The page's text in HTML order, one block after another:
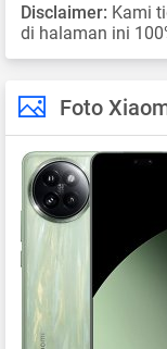
Disclaimer: Kami
di halaman ini
Foto